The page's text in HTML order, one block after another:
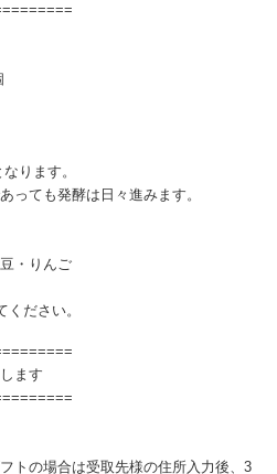
ります。
っても発酵は日々進みます。
・りんご
ださい。
ます
トの場合は受取先様の住所入力後、3